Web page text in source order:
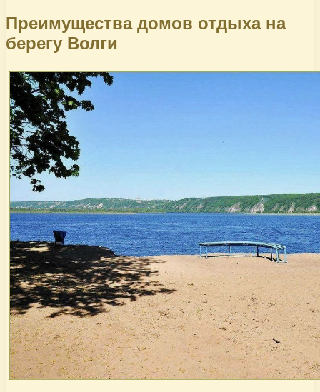
Преимущества домов отдыха на
берегу Волги